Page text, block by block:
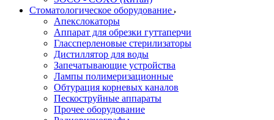
Стоматологическое оборудование
Апекслокаторы
Аппарат для обрезки гуттаперчи
Глассперленовые стерилизаторы
Дистиллятор для воды
Запечатывающие устройства
Лампы полимеризационные
Обтурация корневых каналов
Пескоструйные аппараты
Прочее оборудование